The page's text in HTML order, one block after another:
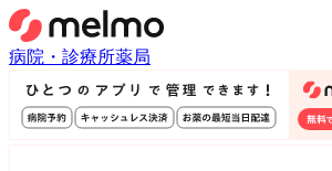
病院・診療所薬局